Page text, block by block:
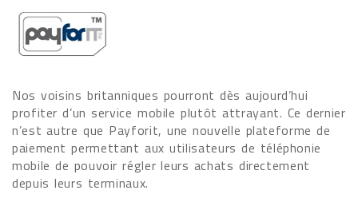
Nos voisins britanniques pourront dès aujourd’hui
profiter d’un service mobile plutôt attrayant. Ce dernier
n’est autre que Payforit, une nouvelle plateforme de
paiement permettant aux utilisateurs de téléphonie
mobile de pouvoir régler leurs achats directement
depuis leurs terminaux.